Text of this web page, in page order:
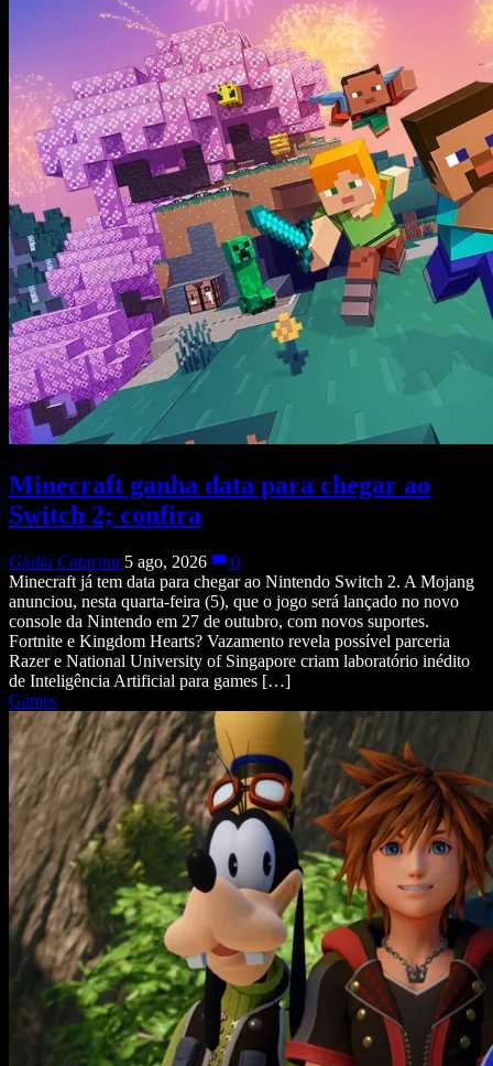
Minecraft ganha data para chegar ao
Switch 2; confira
Giulia Catarina 5 ago, 2026
0
Minecraft já tem data para chegar ao Nintendo Switch 2. A Mojang
anunciou, nesta quarta-feira (5), que o jogo será lançado no novo
console da Nintendo em 27 de outubro, com novos suportes.
Fortnite e Kingdom Hearts? Vazamento revela possível parceria
Razer e National University of Singapore criam laboratório inédito
de Inteligência Artificial para games […]
Games